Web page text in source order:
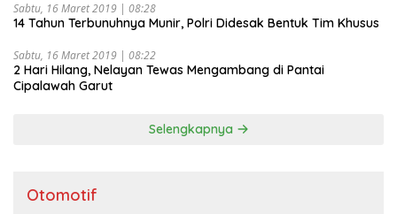
Sabtu, 16 Maret 2019 | 08:28
14 Tahun Terbunuhnya Munir, Polri Didesak Bentuk Tim Khusus
Sabtu, 16 Maret 2019 | 08:22
2 Hari Hilang, Nelayan Tewas Mengambang di Pantai
Cipalawah Garut
Selengkapnya
Otomotif